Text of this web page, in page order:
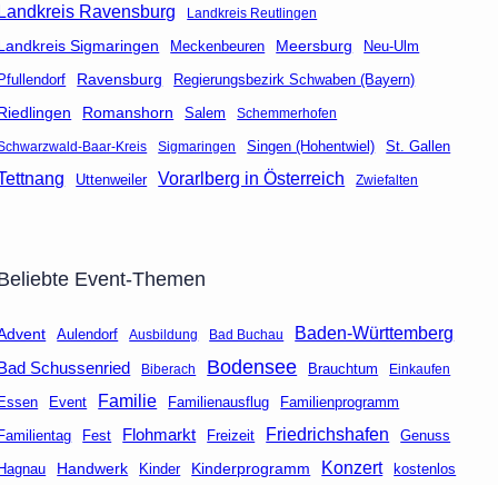
Ravensburg Landkreis Reutlingen
Sigmaringen Meckenbeuren Meersburg Neu-Ulm
Pfullendorf Ravensburg Regierungsbezirk Schwaben (Bayern)
Romanshorn Salem Schemmerhofen
Baar-Kreis Sigmaringen Singen (Hohentwiel) St. Gallen
Uttenweiler Vorarlberg in Österreich Zwiefalten
Event-Themen
Aulendorf Ausbildung Bad Buchau
Baden-Württemberg
Schussenried
Biberach Bodensee Brauchtum Einkaufen
Essen Event Familie Familienausflug Familienprogramm
Familientag Fest Flohmarkt Freizeit Friedrichshafen Genuss
Hagnau Handwerk Kinder Kinderprogramm Konzert kostenlos